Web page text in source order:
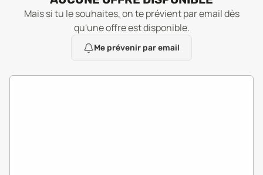
Mais si tu le souhaites, on te prévient par email dès
qu'une offre est disponible.
Me prévenir par email